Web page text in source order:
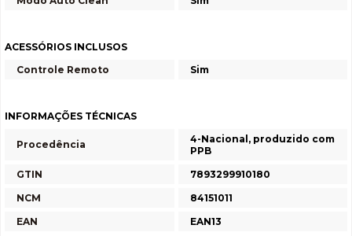
ACESSÓRIOS INCLUSOS
Controle Remoto
Sim
INFORMAÇÕES TÉCNICAS
Procedência
4-Nacional, produzido com
PPB
GTIN
7893299910180
NCM
84151011
EAN
EAN13